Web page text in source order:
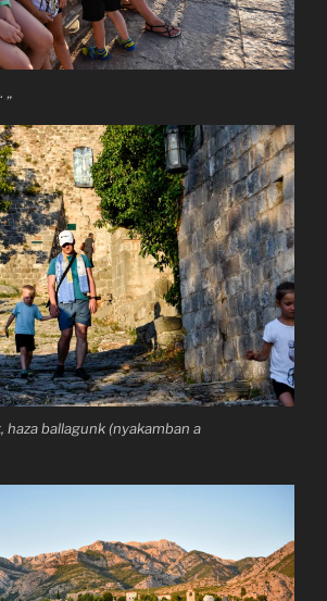
„
ballagunk (nyakamban a